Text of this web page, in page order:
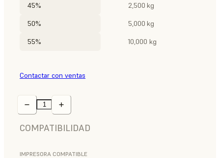
45% 2,500 kg
50% 5,000 kg
55% 10,000 kg
Contactar con ventas
COMPATIBILIDAD
IMPRESORA COMPATIBLE